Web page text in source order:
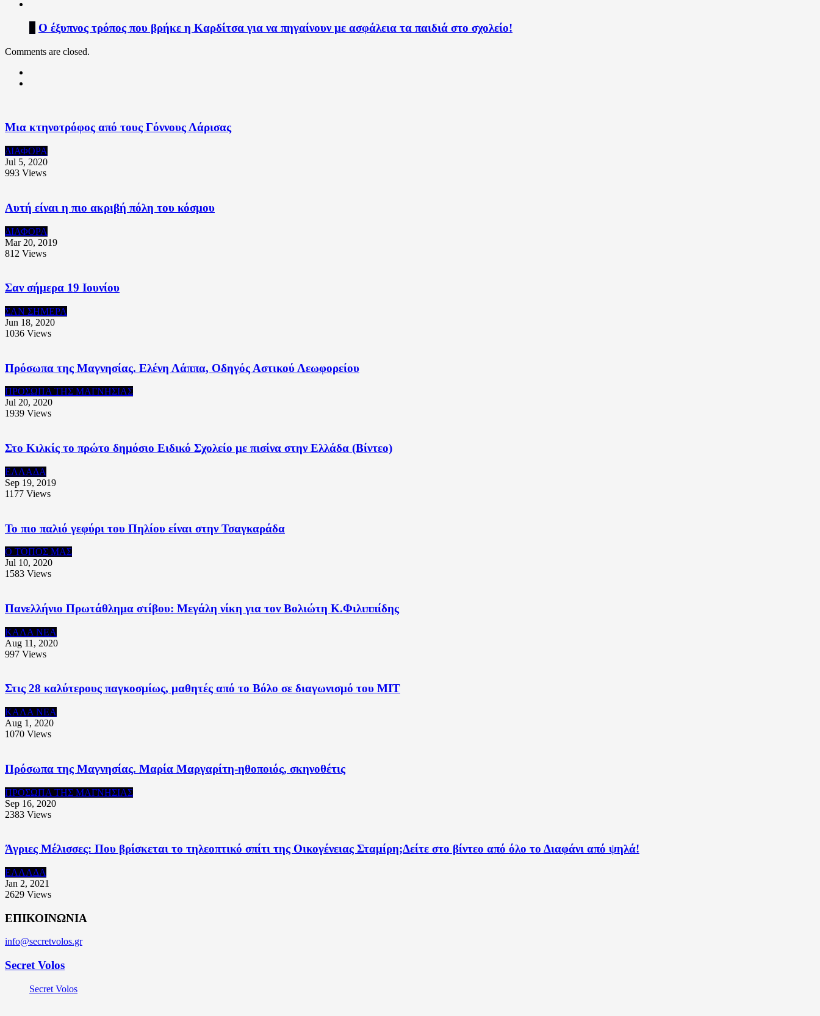
Ο έξυπνος τρόπος που βρήκε η Καρδίτσα για να πηγαίνουν με ασφάλεια τα παιδιά στο σχολείο!
Comments are closed.
Μια κτηνοτρόφος από τους Γόννους Λάρισας
ΔΙΑΦΟΡΑ
Jul 5, 2020
993 Views
Αυτή είναι η πιο ακριβή πόλη του κόσμου
ΔΙΑΦΟΡΑ
Mar 20, 2019
812 Views
Σαν σήμερα 19 Ιουνίου
ΣΑΝ ΣΗΜΕΡΑ
Jun 18, 2020
1036 Views
Πρόσωπα της Μαγνησίας. Ελένη Λάππα, Οδηγός Αστικού Λεωφορείου
ΠΡΟΣΩΠΑ ΤΗΣ ΜΑΓΝΗΣΙΑΣ
Jul 20, 2020
1939 Views
Στο Κιλκίς το πρώτο δημόσιο Ειδικό Σχολείο με πισίνα στην Ελλάδα (Βίντεο)
ΕΛΛΑΔΑ
Sep 19, 2019
1177 Views
Το πιο παλιό γεφύρι του Πηλίου είναι στην Τσαγκαράδα
Ο ΤΟΠΟΣ ΜΑΣ
Jul 10, 2020
1583 Views
Πανελλήνιο Πρωτάθλημα στίβου: Μεγάλη νίκη για τον Βολιώτη Κ.Φιλιππίδης
ΚΑΛΑ ΝΕΑ
Aug 11, 2020
997 Views
Στις 28 καλύτερους παγκοσμίως, μαθητές από το Βόλο σε διαγωνισμό του ΜΙΤ
ΚΑΛΑ ΝΕΑ
Aug 1, 2020
1070 Views
Πρόσωπα της Μαγνησίας. Μαρία Μαργαρίτη-ηθοποιός, σκηνοθέτις
ΠΡΟΣΩΠΑ ΤΗΣ ΜΑΓΝΗΣΙΑΣ
Sep 16, 2020
2383 Views
Άγριες Μέλισσες: Που βρίσκεται το τηλεοπτικό σπίτι της Οικογένειας Σταμίρη;Δείτε στο βίντεο από όλο το Διαφάνι από ψηλά!
ΕΛΛΑΔΑ
Jan 2, 2021
2629 Views
ΕΠΙΚΟΙΝΩΝΙΑ
info@secretvolos.gr
Secret Volos
Secret Volos